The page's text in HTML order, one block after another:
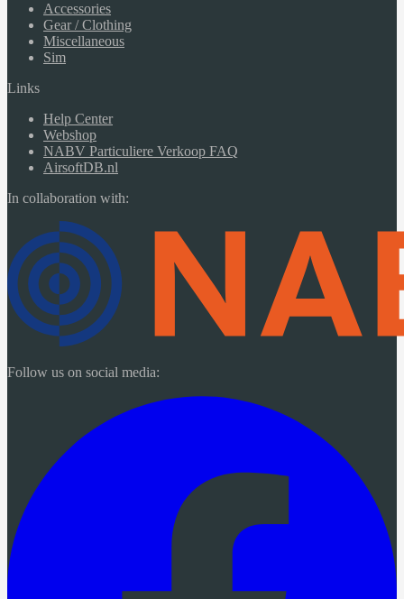
Accessories
Gear / Clothing
Miscellaneous
Sim
Links
Help Center
Webshop
NABV Particuliere Verkoop FAQ
AirsoftDB.nl
In collaboration with:
Follow us on social media: